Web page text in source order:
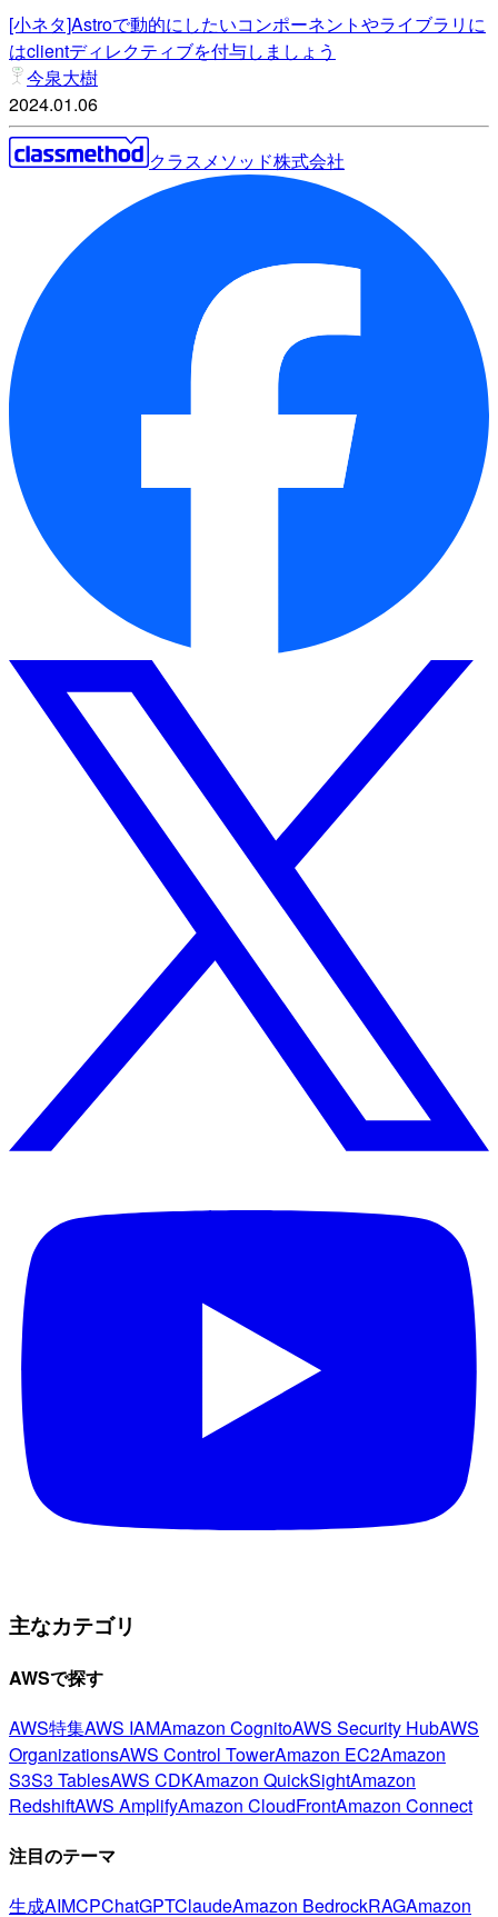
[小ネタ]Astroで動的にしたいコンポーネントやライブラリに
はclientディレクティブを付与しましょう
今泉大樹
2024.01.06
クラスメソッド株式会社
主なカテゴリ
AWSで探す
AWS特集AWS IAMAmazon CognitoAWS Security HubAWS
OrganizationsAWS Control TowerAmazon EC2Amazon
S3S3 TablesAWS CDKAmazon QuickSightAmazon
RedshiftAWS AmplifyAmazon CloudFrontAmazon Connect
注目のテーマ
生成AIMCPChatGPTClaudeAmazon BedrockRAGAmazon